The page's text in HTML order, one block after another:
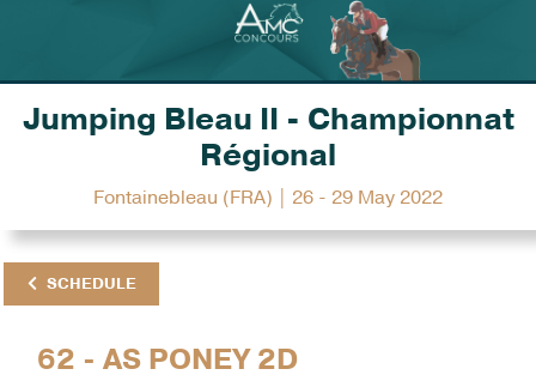
Jumping Bleau II - Championnat
Régional
Fontainebleau (FRA) | 26 - 29 May 2022
SCHEDULE
62 - AS PONEY 2D